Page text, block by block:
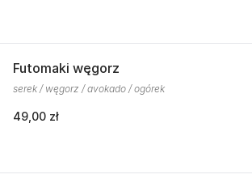
Futomaki węgorz
serek / węgorz / avokado / ogórek
49,00 zł